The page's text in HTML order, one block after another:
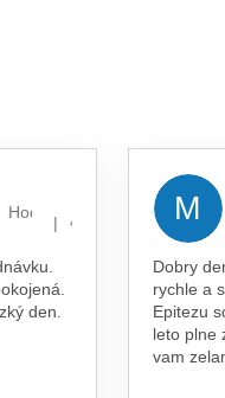
Hodnocení obchodu je 5 z 5
| 4.8.2026
den.
M
Dobry
rychle a
Epitezu
leto plne
vam